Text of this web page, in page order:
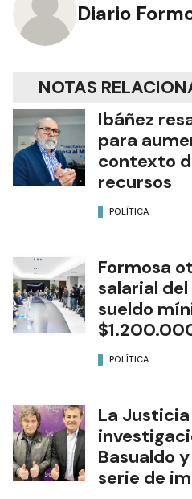
Diario
NOTAS
Ibáñez
para
contexto
recursos
POLÍTICA
Formosa
salarial del
sueldo
POLÍTICA
La
Basualdo
serie de